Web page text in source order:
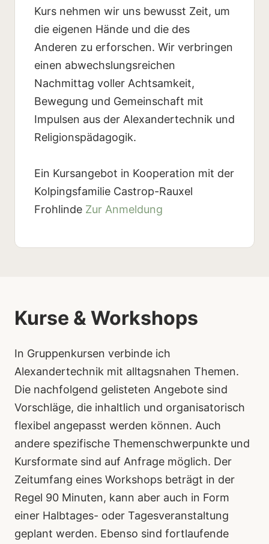
Kurs nehmen wir uns bewusst Zeit, um
die eigenen Hände und die des
Anderen zu erforschen. Wir verbringen
einen abwechslungsreichen
Nachmittag voller Achtsamkeit,
Bewegung und Gemeinschaft mit
Impulsen aus der Alexandertechnik und
Religionspädagogik.
Ein Kursangebot in Kooperation mit der
Kolpingsfamilie Castrop-Rauxel
Frohlinde Zur Anmeldung
Kurse & Workshops
In Gruppenkursen verbinde ich
Alexandertechnik mit alltagsnahen Themen.
Die nachfolgend gelisteten Angebote sind
Vorschläge, die inhaltlich und organisatorisch
flexibel angepasst werden können. Auch
andere spezifische Themenschwerpunkte und
Kursformate sind auf Anfrage möglich. Der
Zeitumfang eines Workshops beträgt in der
Regel 90 Minuten, kann aber auch in Form
einer Halbtages- oder Tagesveranstaltung
geplant werden. Ebenso sind fortlaufende